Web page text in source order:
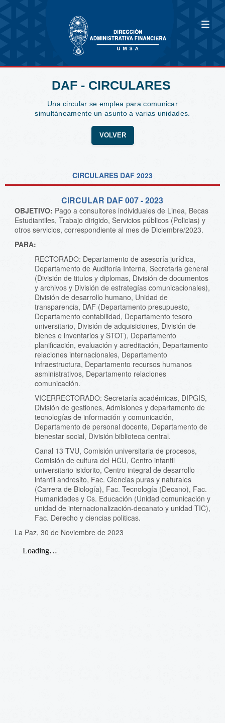
DAF - CIRCULARES
Una circular se emplea para comunicar
simultáneamente un asunto a varias unidades.
VOLVER
CIRCULARES DAF 2023
CIRCULAR DAF 007 - 2023
OBJETIVO: Pago a consultores individuales de Linea, Becas
Estudiantiles, Trabajo dirigido, Servicios públicos (Policias) y
otros servicios, correspondiente al mes de Diciembre/2023.
PARA:
RECTORADO: Departamento de asesoría jurídica,
Departamento de Auditoría Interna, Secretaria general
(División de titulos y diplomas, División de documentos
y archivos y División de estrategías comunicacionales),
División de desarrollo humano, Unidad de
transparencia, DAF (Departamento presupuesto,
Departamento contabilidad, Departamento tesoro
universitario, División de adquisiciones, División de
bienes e inventarios y STOT), Departamento
planificación, evaluación y acreditación, Departamento
relaciones internacionales, Departamento
infraestructura, Departamento recursos humanos
asministrativos, Departamento relaciones
comunicación.
VICERRECTORADO: Secretaría académicas, DIPGIS,
División de gestiones, Admisiones y departamento de
tecnologías de información y comunicación,
Departamento de personal docente, Departamento de
bienestar social, División biblioteca central.
Canal 13 TVU, Comisión universitaria de procesos,
Comisión de cultura del HCU, Centro infantil
universitario isidorito, Centro integral de desarrollo
infantil andresito, Fac. Ciencias puras y naturales
(Carrera de Biología), Fac. Tecnología (Decano), Fac.
Humanidades y Cs. Educación (Unidad comunicación y
unidad de internacionalización-decanato y unidad TIC),
Fac. Derecho y ciencias politicas.
La Paz, 30 de Noviembre de 2023